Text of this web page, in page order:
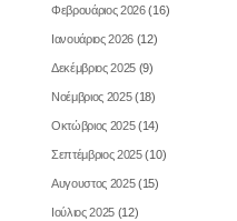
Φεβρουάριος 2026(16)
Ιανουάριος 2026 (12)
Δεκέμβριος 2025 (9)
Νοέμβριος 2025(18)
Οκτώβριος 2025(14)
Σεπτέμβριος 2025(10)
Αυγουστος 2025(15)
Ιούλιος 2025 (12)